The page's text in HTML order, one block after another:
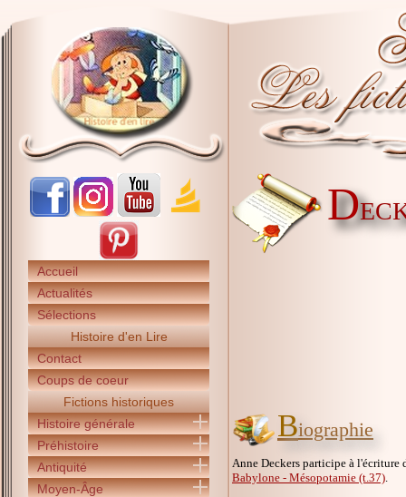
Accueil
Actualités
Sélections
Histoire d'en Lire
Contact
Coups de coeur
Fictions historiques
Histoire générale
Préhistoire
Antiquité
Moyen-Âge
D
Biographie
Anne Deckers participe à l'écriture
Babylone - Mésopotamie (t.37).